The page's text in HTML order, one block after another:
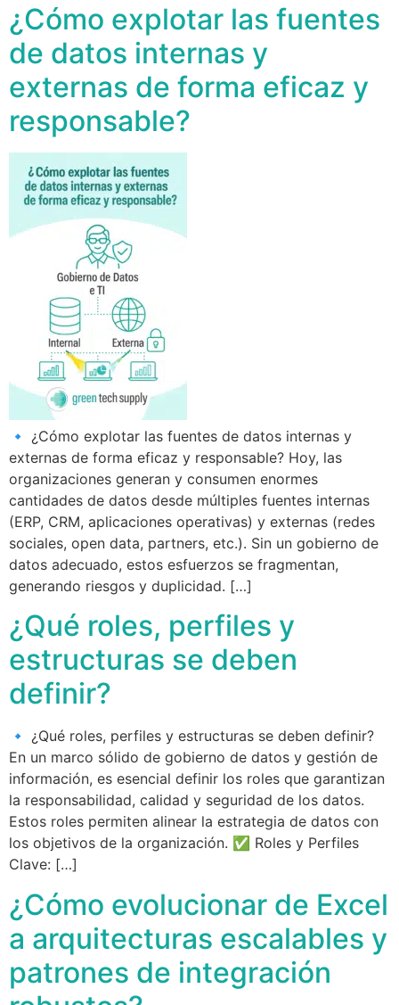
¿Cómo explotar las fuentes
de datos internas y
externas de forma eficaz y
responsable?
🔹 ¿Cómo explotar las fuentes de datos internas y
externas de forma eficaz y responsable? Hoy, las
organizaciones generan y consumen enormes
cantidades de datos desde múltiples fuentes internas
(ERP, CRM, aplicaciones operativas) y externas (redes
sociales, open data, partners, etc.). Sin un gobierno de
datos adecuado, estos esfuerzos se fragmentan,
generando riesgos y duplicidad. […]
¿Qué roles, perfiles y
estructuras se deben
definir?
🔹 ¿Qué roles, perfiles y estructuras se deben definir?
En un marco sólido de gobierno de datos y gestión de
información, es esencial definir los roles que garantizan
la responsabilidad, calidad y seguridad de los datos.
Estos roles permiten alinear la estrategia de datos con
los objetivos de la organización. ✅ Roles y Perfiles
Clave: […]
¿Cómo evolucionar de Excel
a arquitecturas escalables y
patrones de integración